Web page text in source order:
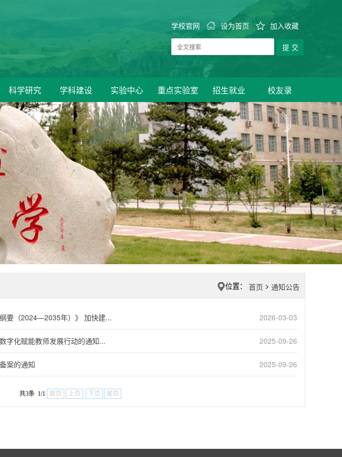
学校官网 设为首页 加入收藏
科学研究 学科建设 实验中心 重点实验室 招生就业 校友录
位置： 首页 > 通知公告
要（2024—2035年）》 加快建... 2026-03-03
字化赋能教师发展行动的通知... 2025-09-26
案的通知 2025-09-26
共3条 1/1 首页 上页 下页 尾页